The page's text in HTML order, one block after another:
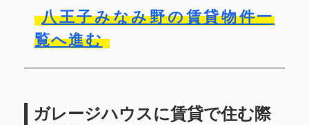
八王子みなみ野の賃貸物件一
覧へ進む
ガレージハウスに賃貸で住む際